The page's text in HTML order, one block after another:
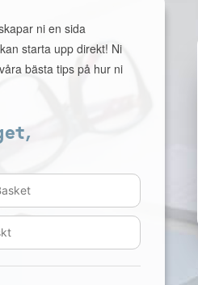
ni en sida
starta upp direkt! Ni
bästa tips på hur ni